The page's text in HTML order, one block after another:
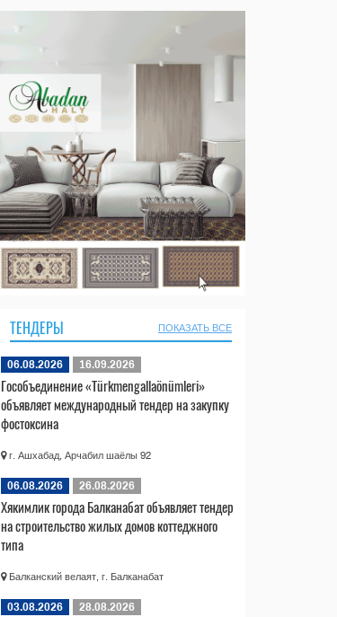
ТЕНДЕРЫ ПОКАЗАТЬ ВСЕ
06.08.2026 16.09.2026
Гособъединение «Türkmengallaönümleri»
объявляет международный тендер на закупку
фостоксина
г. Ашхабад, Арчабил шаёлы 92
06.08.2026 26.08.2026
Хякимлик города Балканабат объявляет тендер
на строительство жилых домов коттеджного
типа
Балканский велаят, г. Балканабат
03.08.2026 28.08.2026